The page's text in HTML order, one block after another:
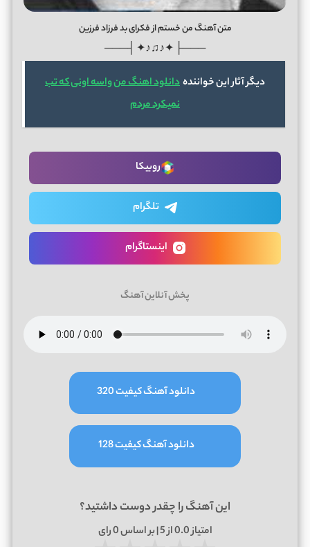
متن آهنگ من خستم از فکرای بد فرزاد فرزین
───├ ✦♪♫♪✦ ┤───
دیگر آثار این خوانندهدانلود اهنگ من واسه اونی که تب
نمیکرد مردم
روبیکا
تلگرام
اینستاگرام
پخش آنلاین آهنگ
دانلود آهنگ کیفیت 320
دانلود آهنگ کیفیت 128
این آهنگ را چقدر دوست داشتید؟
امتیاز0.0از 5 | بر اساس 0رای